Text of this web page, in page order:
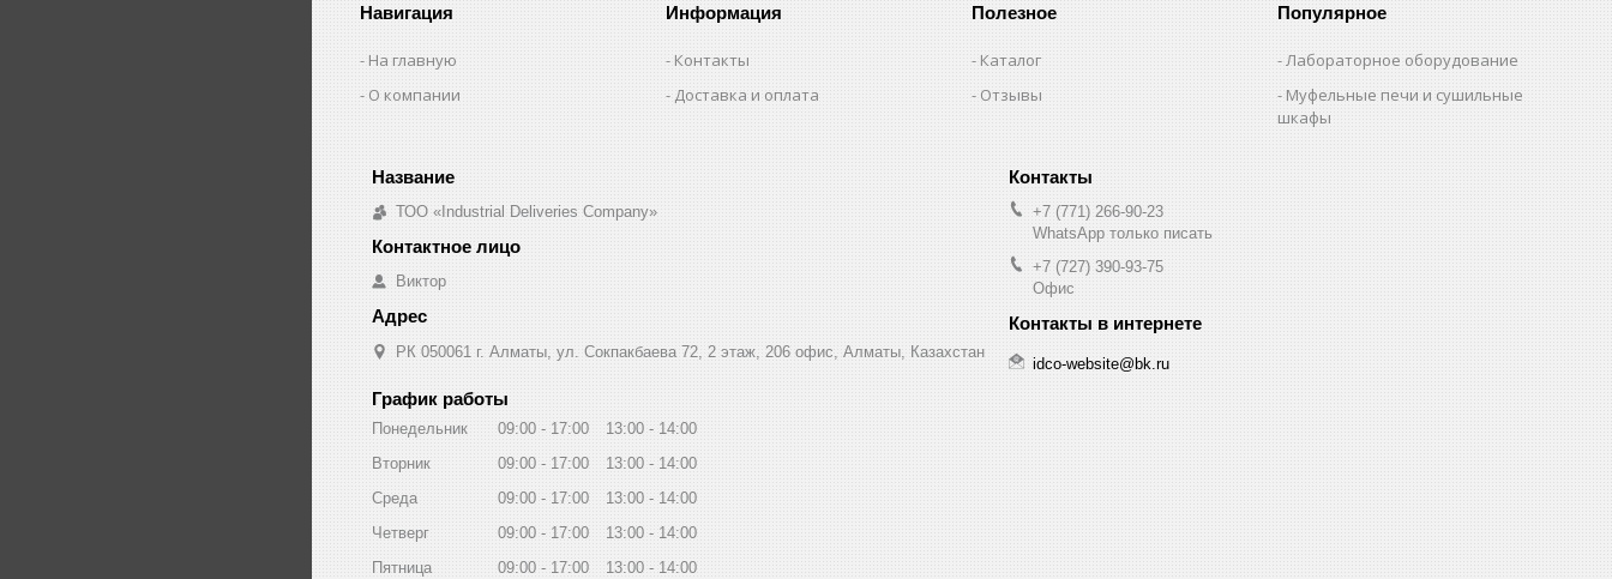
Навигация
На главную
О компании
Информация
Контакты
Доставка и оплата
Полезное
Каталог
Отзывы
Популярное
Лабораторное оборудование
Муфельные печи и сушильные
шкафы
ТОО «Industrial Deliveries Company»
Виктор
РК 050061 г. Алматы, ул. Сокпакбаева 72, 2 этаж, 206 офис, Алматы, Казахстан
+7 (771) 266-90-23
WhatsApp только писать
+7 (727) 390-93-75
Офис
idco-website@bk.ru
График работы
Понедельник 09:00 17:00 13:00
14:00
Вторник
09:00 17:00 13:00
14:00
Среда
09:00 17:00 13:00
14:00
Четверг
09:00 17:00 13:00
14:00
Пятница
09:00 17:00 13:00 14:00